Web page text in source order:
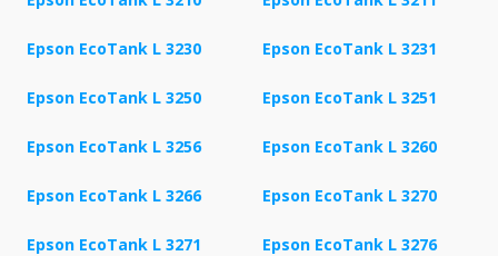
Epson EcoTank L 3230 Epson EcoTank L 3231
Epson EcoTank L 3250 Epson EcoTank L 3251
Epson EcoTank L 3256 Epson EcoTank L 3260
Epson EcoTank L 3266 Epson EcoTank L 3270
Epson EcoTank L 3271 Epson EcoTank L 3276